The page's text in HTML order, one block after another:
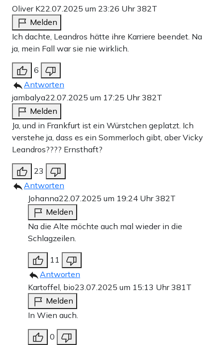
Oliver K22.07.2025 um 23:26 Uhr382T
Melden
Ich dachte, Leandros hätte ihre Karriere beendet. Na
ja, mein Fall war sie nie wirklich.
6
Antworten
jambalya22.07.2025 um 17:25 Uhr382T
Melden
Ja, und in Frankfurt ist ein Würstchen geplatzt. Ich
verstehe ja, dass es ein Sommerloch gibt, aber Vicky
Leandros???? Ernsthaft?
23
Antworten
Johanna22.07.2025 um 19:24 Uhr382T
Melden
Na die Alte möchte auch mal wieder in die
Schlagzeilen.
11
Antworten
Kartoffel, bio23.07.2025 um 15:13 Uhr381T
Melden
In Wien auch.
0